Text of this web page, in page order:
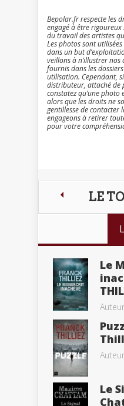
Bepolar.fr respecte les
engagé à être
du travail des artistes
Les photos sont
dans un but
veillons à n’illustrer nos
fournis dans les
utilisation. Cependant,
distributeur, attaché de
constatez qu’une
alors que les droits ne
gentillesse de contacter
engageons à retirer
pour votre
LE
Le
Le